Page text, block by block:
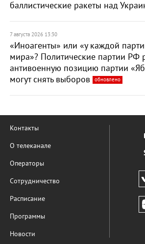
баллистические ракеты над
7 августа 2026 13:30
«Иноагенты» или «у каждой
мира»? Политические партии РФ
антивоенную позицию партии
могут снять выборов
обновлено
Контакты
О телеканале
Операторы
Сотрудничество
Расписание
Программы
Новости